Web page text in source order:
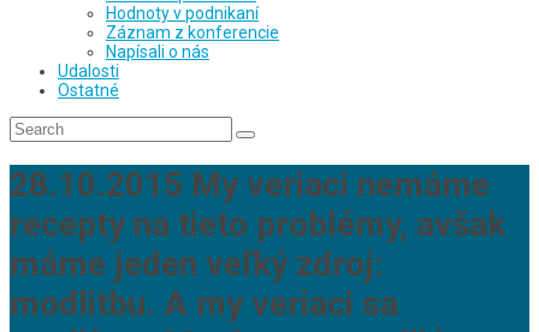
Hodnoty v podnikaní
Záznam z konferencie
Napísali o nás
Udalosti
Ostatné
28.10.2015 My veriaci nemáme
recepty na tieto problémy, avšak
máme jeden veľký zdroj:
modlitbu. A my veriaci sa